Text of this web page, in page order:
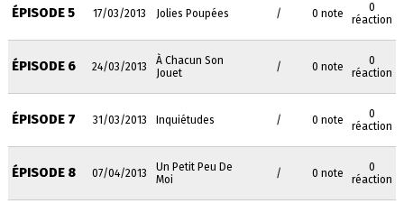
ÉPISODE 5 17/03/2013 Jolies Poupées / 0 note
0
réaction
ÉPISODE 6 24/03/2013
À Chacun Son
Jouet
/ 0 note
0
réaction
ÉPISODE 7 31/03/2013 Inquiétudes / 0 note
0
réaction
ÉPISODE 8 07/04/2013
Un Petit Peu De
Moi
/ 0 note
0
réaction